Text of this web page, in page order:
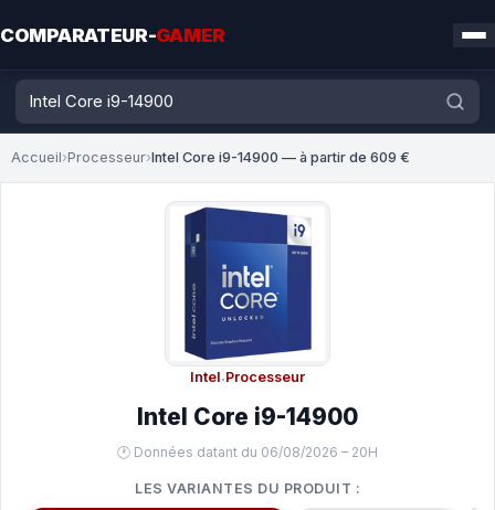
COMPARATEUR-GAMER
Accueil›Processeur›Intel Core i9-14900 — à partir de 609 €
Intel·Processeur
Intel Core i9-14900
🕐 Données datant du 06/08/2026 – 20H
LES VARIANTES DU PRODUIT :